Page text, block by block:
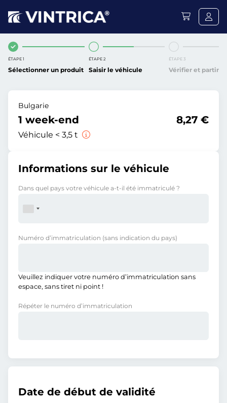
ÉTAPE 1
Sélectionner un produit
ÉTAPE 2
Saisir le véhicule
ÉTAPE 3
Vérifier et partir
Bulgarie
1 week-end
Véhicule < 3,5 t
8,27 €
Informations sur le véhicule
Dans quel pays votre véhicule a-t-il été immatriculé ?
Numéro d’immatriculation (sans indication du pays)
Veuillez indiquer votre numéro d’immatriculation sans
espace, sans tiret ni point !
Répéter le numéro d’immatriculation
Date de début de validité